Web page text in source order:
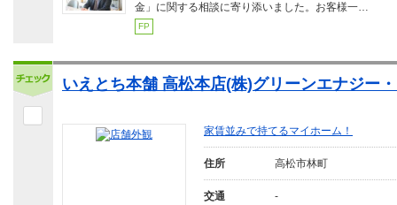
金」に関する相談に寄り添いました。お客様一…
FP
いえとち本舗 高松本店(株)グリーンエナジー
家賃並みで持てるマイホーム！
住所 高松市林町
交通 -